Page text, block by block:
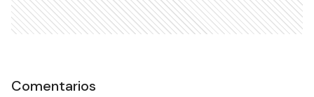
Comentarios